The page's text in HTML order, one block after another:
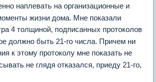
наплевать на организационные и
жизни дома. Мне показали
4 толщиной, подписанных протоколов
должно быть 21-го числа. Причем ни
к этому протоколу мне показать не
не глядя отказался, приеду 21-го,